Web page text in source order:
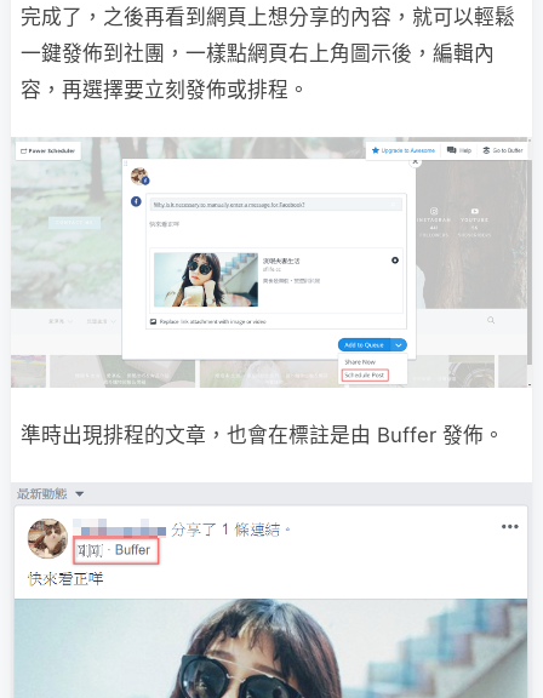
完成了，之後再看到網頁上想分享的內容，就可以輕鬆
一鍵發佈到社團，一樣點網頁右上角圖示後，編輯內
容，再選擇要立刻發佈或排程。
準時出現排程的文章，也會在標註是由 Buffer 發佈。